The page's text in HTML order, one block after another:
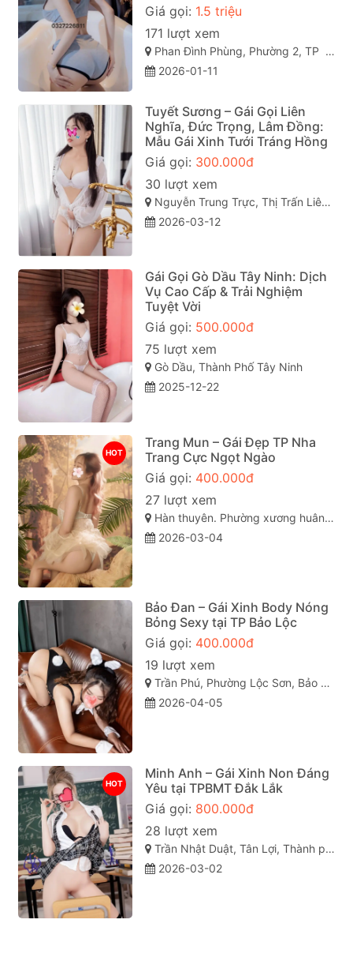
Giá gọi: 1.5 triệu
171 lượt xem
Phan Đình Phùng, Phường 2, TP Đà Lạt (gái gọi đà lạt). Lâm Đồng
2026-01-11
Tuyết Sương – Gái Gọi Liên
Nghĩa, Đức Trọng, Lâm Đồng:
Mẫu Gái Xinh Tưới Tráng Hồng
Giá gọi: 300.000đ
30 lượt xem
Nguyễn Trung Trực, Thị Trấn Liên Nghĩa, Đức Trọng, Lâm Đồng
2026-03-12
Gái Gọi Gò Dầu Tây Ninh: Dịch
Vụ Cao Cấp & Trải Nghiệm
Tuyệt Vời
Giá gọi: 500.000đ
75 lượt xem
Gò Dầu, Thành Phố Tây Ninh
2025-12-22
HOT
Trang Mun – Gái Đẹp TP Nha
Trang Cực Ngọt Ngào
Giá gọi: 400.000đ
27 lượt xem
Hàn thuyên. Phường xương huân. Tp nha trang . Khánh Hòa
2026-03-04
Bảo Đan – Gái Xinh Body Nóng
Bỏng Sexy tại TP Bảo Lộc
Giá gọi: 400.000đ
19 lượt xem
Trần Phú, Phường Lộc Sơn, Bảo Lộc, Lâm Đồng
2026-04-05
HOT
Minh Anh – Gái Xinh Non Đáng
Yêu tại TPBMT Đắk Lắk
Giá gọi: 800.000đ
28 lượt xem
Trần Nhật Duật, Tân Lợi, Thành phố Buôn Ma Thuột, Đắk Lắk
2026-03-02